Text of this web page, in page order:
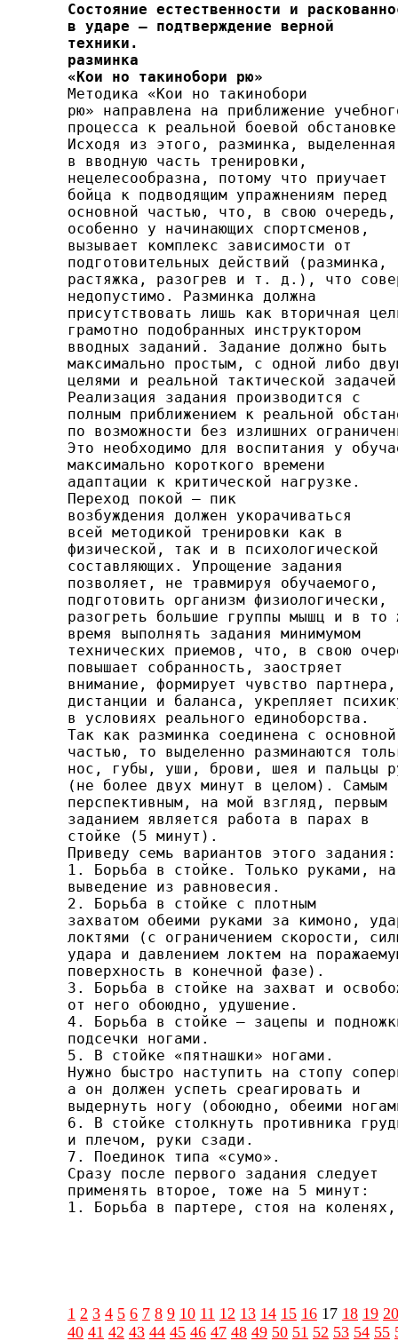
Состояние естественности и
в ударе — под­тверждение верной
техники.
разминка
«Кои но такинобори рю»
Методика «Кои но такинобори
рю» направлена на при­ближение
процесса к реальной боевой
Исходя из этого, разминка, выделенная
в вводную часть тре­нировки,
нецелесообразна, потому что приучает
бойца к под­водящим упражнениям перед
основной частью, что, в свою очередь,
особенно у начинающих спортсменов,
вызывает комплекс зависимости от
подготовительных действий (раз­минка,
растяжка, разогрев и т. д.), что
недопус­тимо. Разминка должна
присутствовать лишь как вторичная
грамотно подобранных инструктором
вводных заданий. Задание должно быть
максимально простым, с одной либо
целями и реальной тактической
Реализация задания производится с
полным приближением к реальной
по возможности без излишних
Это необходимо для воспитания у
максимально ко­роткого времени
адаптации к критической нагрузке.
Переход покой — пик
возбуждения должен укорачивать­ся
всей методикой тренировки как в
физической, так и в психологической
составляющих. Упрощение задания
позво­ляет, не травмируя обучаемого,
подготовить организм фи­зиологически,
разогреть большие группы мышц и в то
время выполнять задания минимумом
технических приемов, что, в свою
повышает собранность, заостряет
вни­мание, формирует чувство партнера,
дистанции и баланса, укрепляет
в условиях реального единоборства.
Так как разминка соединена с основной
частью, то выделенно разминаются
нос, губы, уши, брови, шея и паль­цы
(не более двух минут в целом). Самым
перспектив­ным, на мой взгляд, первым
заданием является работа в па­рах в
стойке (5 минут).
Приведу семь вариантов этого задания:
1. Борьба в стойке. Только руками, на
выведение из рав­новесия.
2. Борьба в стойке с плотным
захватом обеими руками за кимоно,
локтями (с ограничением скорости,
удара и давлением локтем на
поверхность в конечной фазе).
3. Борьба в стойке на захват и
от него обо­юдно, удушение.
4. Борьба в стойке — зацепы и
подсечки нога­ми.
5. В стойке «пятнашки» ногами.
Нужно быстро наступить на стопу
а он должен успеть среагировать и
выдернуть ногу (обоюдно, обеими
6. В стойке столкнуть противника
и плечом, руки сзади.
7. Поединок типа «сумо».
Сразу после первого задания следует
применять второе, тоже на 5 минут:
1. Борьба в партере, стоя на
1 2 3 4 5 6 7 8 9 10 11 12 13 14 15 16 17 18 19 20
40 41 42 43 44 45 46 47 48 49 50 51 52 53 54 55